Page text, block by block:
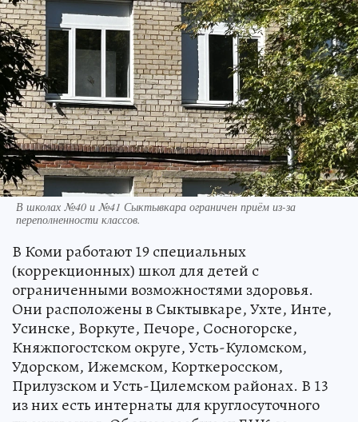
В школах №40 и №41 Сыктывкара ограничен приём из-за
переполненности классов.
В Коми работают 19 специальных
(коррекционных) школ для детей с
ограниченными возможностями здоровья.
Они расположены в Сыктывкаре, Ухте, Инте,
Усинске, Воркуте, Печоре, Сосногорске,
Княжпогостском округе, Усть-Куломском,
Удорском, Ижемском, Корткеросском,
Прилузском и Усть-Цилемском районах. В 13
из них есть интернаты для круглосуточного